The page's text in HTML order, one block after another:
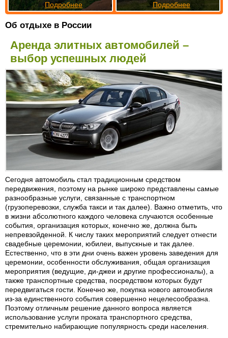
Об отдыхе в России
Аренда элитных автомобилей –
выбор успешных людей
Сегодня автомобиль стал традиционным средством
передвижения, поэтому на рынке широко представлены самые
разнообразные услуги, связанные с транспортном
(грузоперевозки, служба такси и так далее). Важно отметить, что
в жизни абсолютного каждого человека случаются особенные
события, организация которых, конечно же, должна быть
непревзойденной. К числу таких мероприятий следует отнести
свадебные церемонии, юбилеи, выпускные и так далее.
Естественно, что в эти дни очень важен уровень заведения для
церемонии, особенности обслуживания, общая организация
мероприятия (ведущие, ди-джеи и другие профессионалы), а
также транспортные средства, посредством которых будут
передвигаться гости. Конечно же, покупка нового автомобиля
из-за единственного события совершенно нецелесообразна.
Поэтому отличным решение данного вопроса является
использование услуги проката транспортного средства,
стремительно набирающие популярность среди населения.
Подробнее Подробнее